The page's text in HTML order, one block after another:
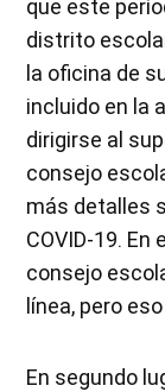
que este
distrito
la oficina de
incluido en la
dirigirse al
consejo
más detalles
COVID-19.
consejo
línea, pero
En segundo